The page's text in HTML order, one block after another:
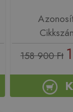
158 900 Ft